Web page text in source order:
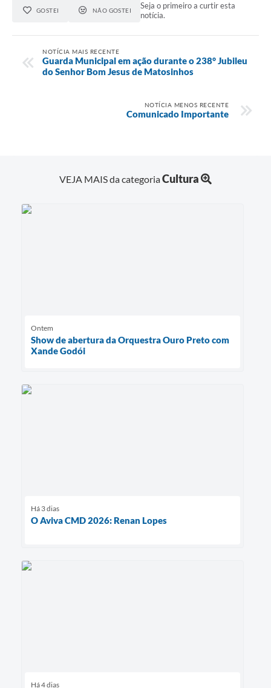
Diário Oficial
GOSTEI NÃO GOSTEI
Seja o primeiro a curtir esta
notícia.
NOTÍCIA MAIS RECENTE
Guarda Municipal em ação durante o 238° Jubileu
do Senhor Bom Jesus de Matosinhos
NOTÍCIA MENOS RECENTE
Comunicado Importante
VEJA MAIS da categoriaCultura
Ontem
Show de abertura da Orquestra Ouro Preto com
Xande Godói
Há 3 dias
O Aviva CMD 2026: Renan Lopes
Há 4 dias